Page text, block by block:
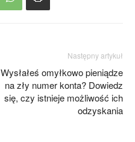
Następny artykuł
Wysłałeś omyłkowo pieniądze
na zły numer konta? Dowiedz
się, czy istnieje możliwość ich
odzyskania